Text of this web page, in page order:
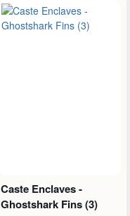
Caste Enclaves -
Ghostshark Fins (3)